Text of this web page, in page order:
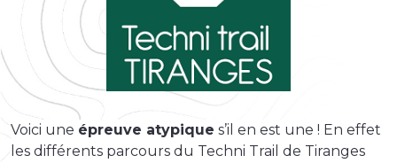
Voici une épreuve atypique s’il en est une ! En effet
les différents parcours du Techni Trail de Tiranges